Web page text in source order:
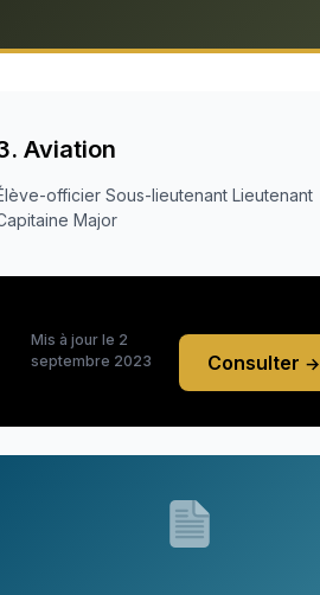
Aviation
officier Sous-lieutenant Lieutenant
Major
Mis à jour le 2
septembre 2023
Consulter →